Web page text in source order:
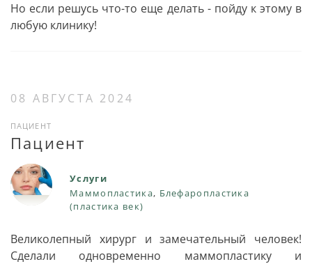
Но если решусь что-то еще делать - пойду к этому в
любую клинику!
08 АВГУСТА 2024
Услуги
Маммопластика, Блефаропластика
(пластика век)
ПАЦИЕНТ
Пациент
Великолепный хирург и замечательный человек!
Сделали одновременно маммопластику и